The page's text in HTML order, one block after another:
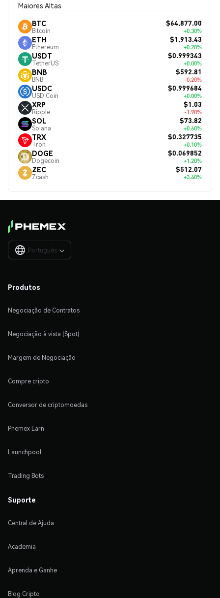
Maiores Altas
BTC
Bitcoin
$64,877.00
+0.30%
ETH
Ethereum
$1,913.43
+0.20%
USDT
TetherUS
$0.999343
+0.00%
BNB
BNB
$592.81
-0.20%
USDC
USD Coin
$0.999684
+0.00%
XRP
Ripple
$1.03
-1.90%
SOL
Solana
$73.82
+0.60%
TRX
Tron
$0.327735
+0.10%
DOGE
Dogecoin
$0.069852
+1.20%
ZEC
Zcash
$512.07
+3.40%
Português 
Produtos
Negociação de Contratos
Negociação à vista (Spot)
Margem de Negociação
Compre cripto
Conversor de criptomoedas
Phemex Earn
Launchpool
Trading Bots
Suporte
Central de Ajuda
Academia
Aprenda e Ganhe
Blog Cripto